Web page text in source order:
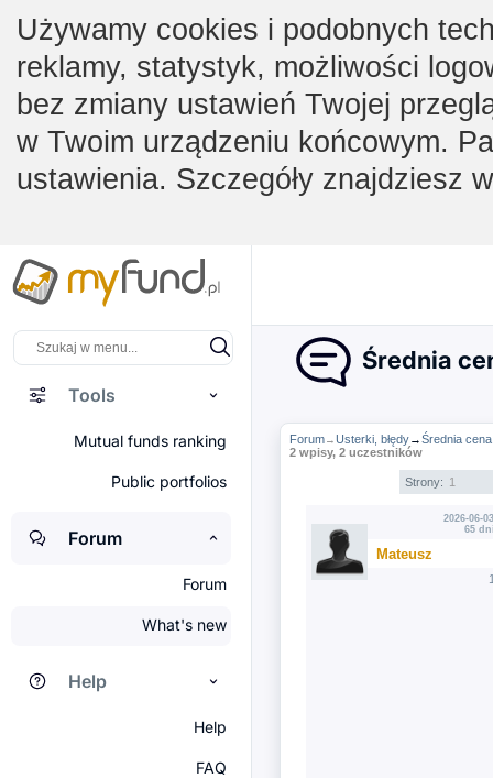
Używamy cookies i podobnych
reklamy, statystyk, możliwości
bez zmiany ustawień Twojej
w Twoim urządzeniu końcowym.
ustawienia. Szczegóły znajdziesz
Tools
Mutual funds ranking
Public portfolios
Forum
Forum
What's new
Help
Help
FAQ
Średnia
Forum→Usterki, błędy→Średnia
2 wpisy, 2 uczestników
Strony: 1
2026-06-
65
Mateusz